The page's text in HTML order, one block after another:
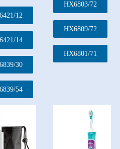
12
14
30
54
HX6803/72
HX6809/72
HX6801/71